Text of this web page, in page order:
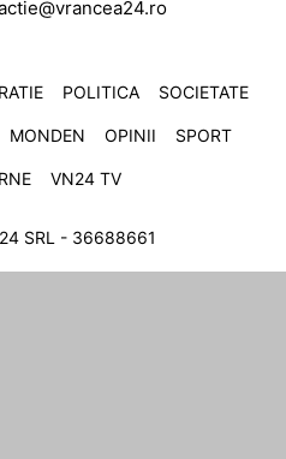
POLITICA SOCIETATE
MONDEN OPINII SPORT
VN24 TV
SRL - 36688661